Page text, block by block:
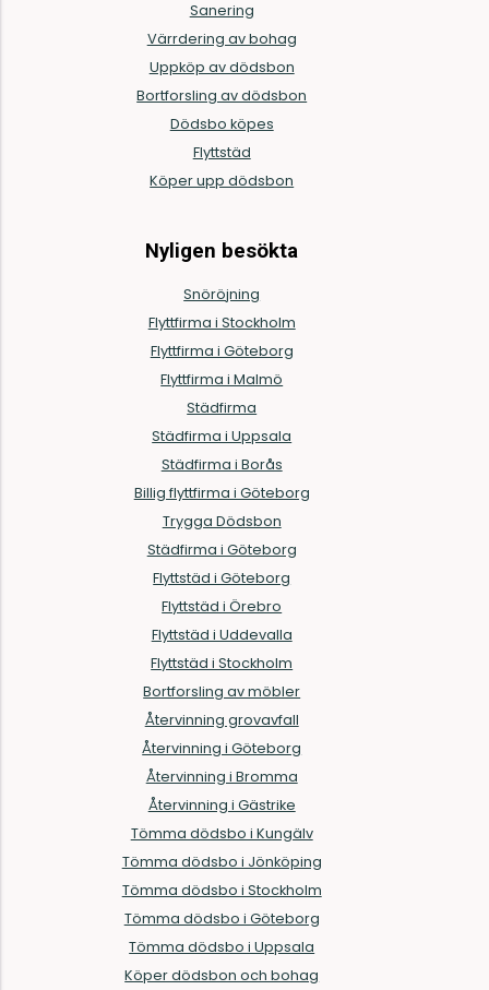
Sanering
Värrdering av bohag
Uppköp av dödsbon
Bortforsling av dödsbon
Dödsbo köpes
Flyttstäd
Köper upp dödsbon
Nyligen besökta
Snöröjning
Flyttfirma i Stockholm
Flyttfirma i Göteborg
Flyttfirma i Malmö
Städfirma
Städfirma i Uppsala
Städfirma i Borås
Billig flyttfirma i Göteborg
Trygga Dödsbon
Städfirma i Göteborg
Flyttstäd i Göteborg
Flyttstäd i Örebro
Flyttstäd i Uddevalla
Flyttstäd i Stockholm
Bortforsling av möbler
Återvinning grovavfall
Återvinning i Göteborg
Återvinning i Bromma
Återvinning i Gästrike
Tömma dödsbo i Kungälv
Tömma dödsbo i Jönköping
Tömma dödsbo i Stockholm
Tömma dödsbo i Göteborg
Tömma dödsbo i Uppsala
Köper dödsbon och bohag